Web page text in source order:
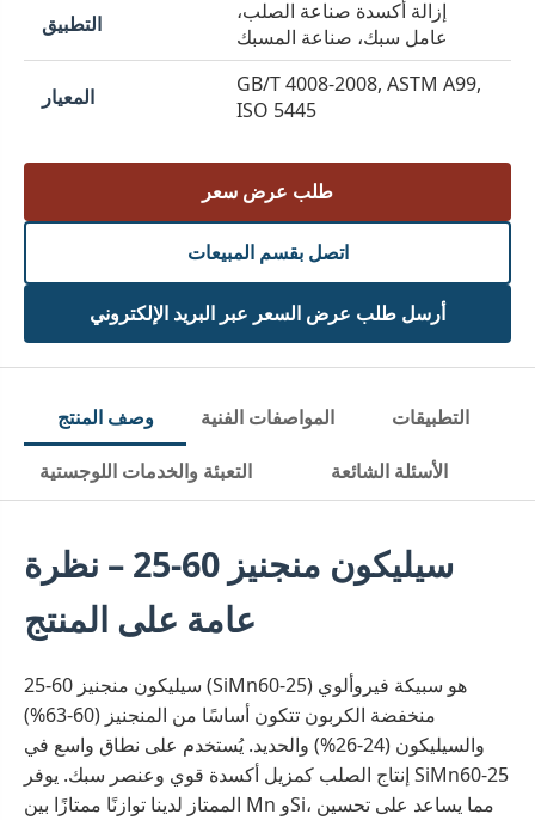
التطبيق
إزالة أكسدة صناعة الصلب،
عامل سبك، صناعة المسبك
المعيار
GB/T 4008-2008, ASTM A99,
ISO 5445
طلب عرض سعر
اتصل بقسم المبيعات
أرسل طلب عرض السعر عبر البريد الإلكتروني
وصف المنتج المواصفات الفنية التطبيقات
التعبئة والخدمات اللوجستية الأسئلة الشائعة
سيليكون منجنيز 60-25 – نظرة
عامة على المنتج
سيليكون منجنيز 60-25 (SiMn60-25) هو سبيكة فيروألوي
منخفضة الكربون تتكون أساسًا من المنجنيز (60-63%)
والسيليكون (24-26%) والحديد. يُستخدم على نطاق واسع في
إنتاج الصلب كمزيل أكسدة قوي وعنصر سبك. يوفر SiMn60-25
الممتاز لدينا توازنًا ممتازًا بين Mn وSi، مما يساعد على تحسين